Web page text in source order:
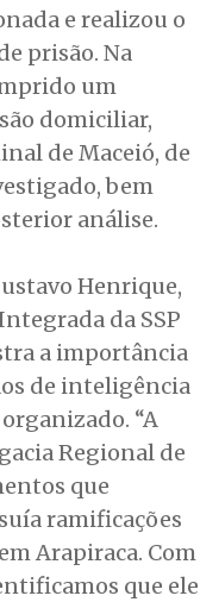
e realizou o
prisão. Na
um
domiciliar,
de Maceió, de
bem
análise.
Henrique,
da SSP
a importância
de inteligência
“A
Regional de
que
ramificações
Arapiraca. Com
que ele